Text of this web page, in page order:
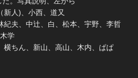
新人)、小西、道又
紀夫、中辻、白、松本、宇野、李哲
学
横ちん、新山、高山、木内、ぱぱ